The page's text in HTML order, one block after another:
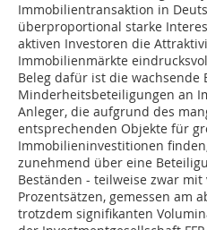
Immobilientransaktion in
überproportional starke
aktiven Investoren die
Immobilienmärkte
Beleg dafür ist die wachsende
Minderheitsbeteiligungen an
Anleger, die aufgrund des
entsprechenden Objekte für
Immobilieninvestitionen
zunehmend über eine
Beständen - teilweise zwar
Prozentsätzen, gemessen am
trotzdem signifikanten